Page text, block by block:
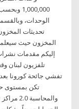
الوحدات،
تحديثات
المخزون حيث
تلفزيون لبنان
تفشي جائحة كورونا
تكن بمستوى